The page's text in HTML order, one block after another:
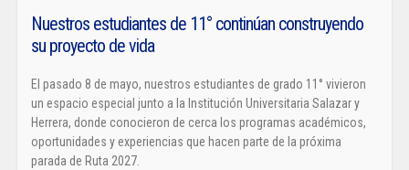
Nuestros estudiantes de 11° continúan construyendo
su proyecto de vida
El pasado 8 de mayo, nuestros estudiantes de grado 11° vivieron
un espacio especial junto a la Institución Universitaria Salazar y
Herrera, donde conocieron de cerca los programas académicos,
oportunidades y experiencias que hacen parte de la próxima
parada de Ruta 2027.